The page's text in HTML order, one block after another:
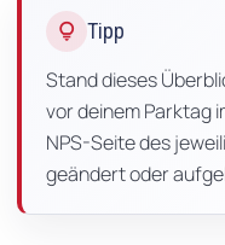
lightbulb Tipp
Stand dieses
vor deinem Parktag
NPS-Seite des
geändert oder